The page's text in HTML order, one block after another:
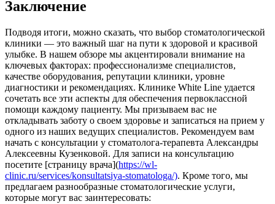
Заключение
Подводя итоги, можно сказать, что выбор стоматологической
клиники — это важный шаг на пути к здоровой и красивой
улыбке. В нашем обзоре мы акцентировали внимание на
ключевых факторах: профессионализме специалистов,
качестве оборудования, репутации клиники, уровне
диагностики и рекомендациях. Клинике White Line удается
сочетать все эти аспекты для обеспечения первоклассной
помощи каждому пациенту. Мы призываем вас не
откладывать заботу о своем здоровье и записаться на прием у
одного из наших ведущих специалистов. Рекомендуем вам
начать с консультации у стоматолога-терапевта Александры
Алексеевны Кузенковой. Для записи на консультацию
посетите [страницу врача](https://wl-
clinic.ru/services/konsultatsiya-stomatologa/). Кроме того, мы
предлагаем разнообразные стоматологические услуги,
которые могут вас заинтересовать: